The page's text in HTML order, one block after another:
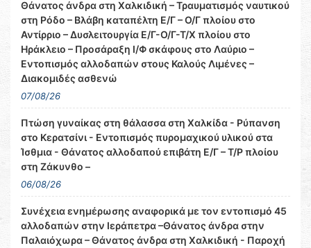
Θάνατος άνδρα στη Χαλκιδική – Τραυματισμός ναυτικού
στη Ρόδο – Βλάβη καταπέλτη Ε/Γ – Ο/Γ πλοίου στο
Αντίρριο – Δυσλειτουργία Ε/Γ-Ο/Γ-Τ/Χ πλοίου στο
Ηράκλειο – Προσάραξη Ι/Φ σκάφους στο Λαύριο –
Εντοπισμός αλλοδαπών στους Καλούς Λιμένες –
Διακομιδές ασθενώ
07/08/26
Πτώση γυναίκας στη θάλασσα στη Χαλκίδα - Ρύπανση
στο Κερατσίνι - Εντοπισμός πυρομαχικού υλικού στα
Ίσθμια - Θάνατος αλλοδαπού επιβάτη Ε/Γ – Τ/Ρ πλοίου
στη Ζάκυνθο –
06/08/26
Συνέχεια ενημέρωσης αναφορικά με τον εντοπισμό 45
αλλοδαπών στην Ιεράπετρα –Θάνατος άνδρα στην
Παλαιόχωρα – Θάνατος άνδρα στη Χαλκιδική - Παροχή